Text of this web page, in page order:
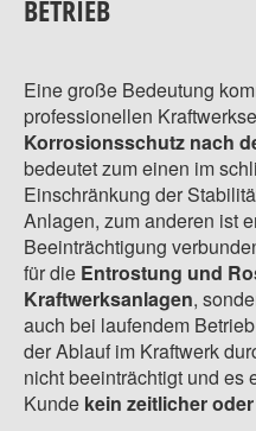
BETRIEB
Eine große Bedeutung
professionellen
Korrosionsschutz nach
bedeutet zum einen im
Einschränkung der
Anlagen, zum anderen ist
Beeinträchtigung
für die Entrostung und
Kraftwerksanlagen,
auch bei laufendem
der Ablauf im Kraftwerk
nicht beeinträchtigt und es
Kunde kein zeitlicher